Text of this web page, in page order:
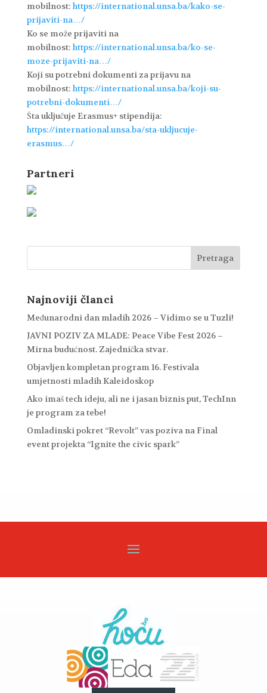
mobilnost:https://international.unsa.ba/kako-se-
prijaviti-na…/
Ko se može prijaviti na
mobilnost:https://international.unsa.ba/ko-se-
moze-prijaviti-na…/
Koji su potrebni dokumenti za prijavu na
mobilnost:https://international.unsa.ba/koji-su-
potrebni-dokumenti…/
Šta uključuje Erasmus+ stipendija:
https://international.unsa.ba/sta-ukljucuje-
erasmus…/
Partneri
Najnoviji članci
Međunarodni dan mladih 2026 – Vidimo se u Tuzli!
JAVNI POZIV ZA MLADE: Peace Vibe Fest 2026 –
Mirna budućnost. Zajednička stvar.
Objavljen kompletan program 16. Festivala
umjetnosti mladih Kaleidoskop
Ako imaš tech ideju, ali ne i jasan biznis put, TechInn
je program za tebe!
Omladinski pokret “Revolt” vas poziva na Final
event projekta “Ignite the civic spark”